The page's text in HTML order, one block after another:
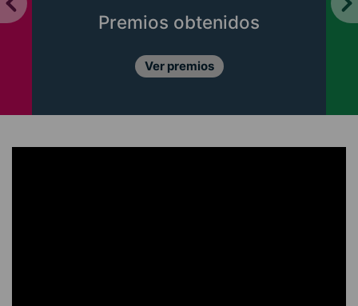
Premios obtenidos
Ver premios